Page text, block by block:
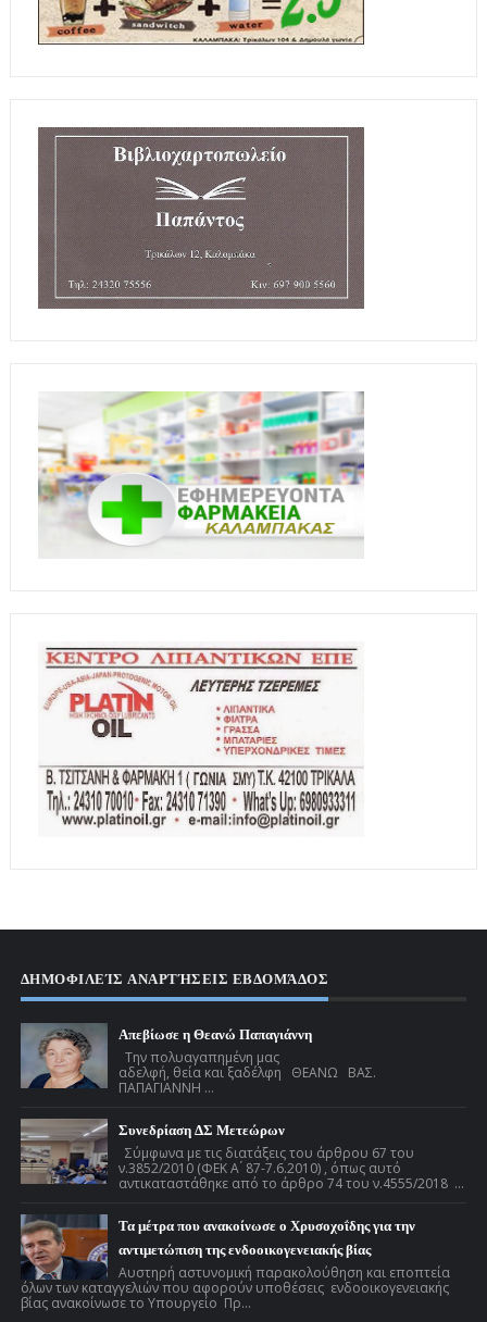
ΔΗΜΟΦΙΛΕΊΣ ΑΝΑΡΤΉΣΕΙΣ ΕΒΔΟΜΆΔΟΣ
Απεβίωσε η Θεανώ Παπαγιάννη
Την πολυαγαπημένη μας
αδελφή, θεία και ξαδέλφη ΘΕΑΝΩ ΒΑΣ.
ΠΑΠΑΓΙΑΝΝΗ ...
Συνεδρίαση ΔΣ Μετεώρων
Σύμφωνα με τις διατάξεις του άρθρου 67 του
ν.3852/2010 (ΦΕΚ Α ́ 87-7.6.2010) , όπως αυτό
αντικαταστάθηκε από το άρθρο 74 του ν.4555/2018 ...
Τα μέτρα που ανακοίνωσε ο Χρυσοχοΐδης για την
αντιμετώπιση της ενδοοικογενειακής βίας
Αυστηρή αστυνομική παρακολούθηση και εποπτεία
όλων των καταγγελιών που αφορούν υποθέσεις ενδοοικογενειακής
βίας ανακοίνωσε το Υπουργείο Πρ...